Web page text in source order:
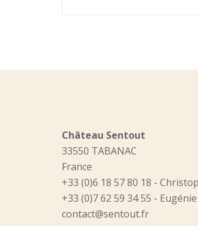
Château Sentout
33550 TABANAC
France
+33 (0)6 18 57 80 18 -
+33 (0)7 62 59 34 55 - Eugénie
contact@sentout.fr